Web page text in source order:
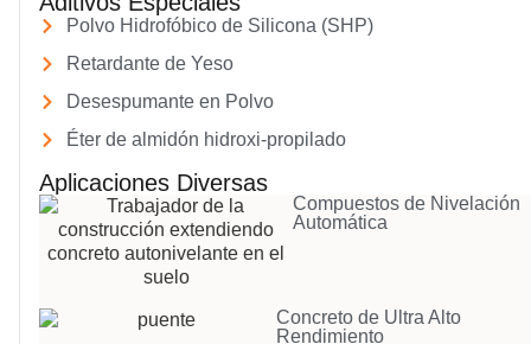
Polvo Hidrofóbico de Silicona (SHP)
Retardante de Yeso
Desespumante en Polvo
Éter de almidón hidroxi-propilado
Aplicaciones Diversas
Compuestos de Nivelación
Automática
Concreto de Ultra Alto
Rendimiento